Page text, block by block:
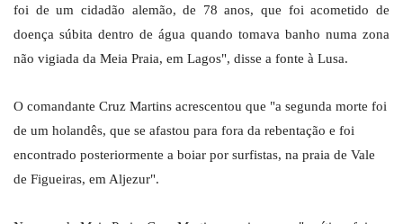
foi de um cidadão alemão, de 78 anos, que foi acometido de
doença súbita dentro de água quando tomava banho numa zona
não vigiada da Meia Praia, em Lagos", disse a fonte à Lusa.
O comandante Cruz Martins acrescentou que "a segunda morte foi
de um holandês, que se afastou para fora da rebentação e foi
encontrado posteriormente a boiar por surfistas, na praia de Vale
de Figueiras, em Aljezur".